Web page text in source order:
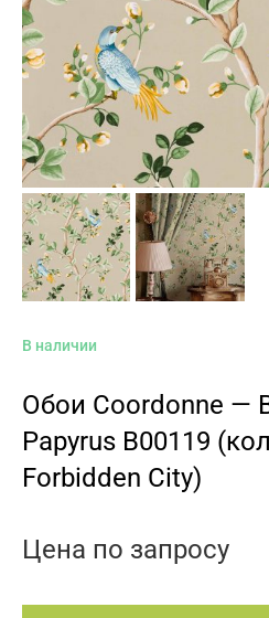
В наличии
Обои Coordonne —
Papyrus B00119
Forbidden City)
Цена по запросу